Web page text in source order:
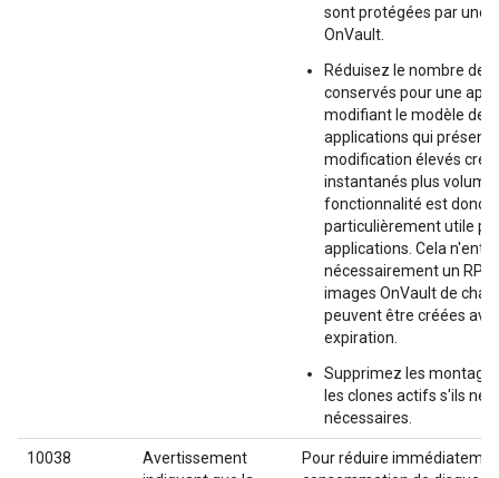
sont protégées par une
OnVault.
Réduisez le nombre de
conservés pour une
modifiant le modèle de
applications qui
modification élevés
instantanés plus
fonctionnalité est donc
particulièrement utile
applications. Cela
nécessairement un
images OnVault de
peuvent être créées
expiration.
Supprimez les
les clones actifs s'ils ne
nécessaires.
10038
Avertissement
Pour réduire